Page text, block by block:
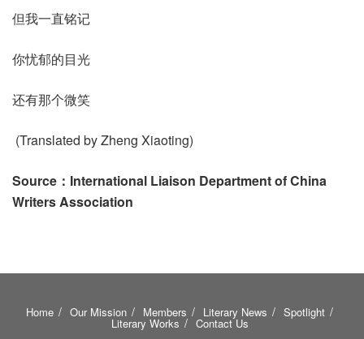
但我一直铭记
你忧郁的目光
还有那个微笑
(Translated by Zheng Xiaoting)
Source： International Liaison Department of China
Writers Association
Home Our Mission Members Literary News Spotlight
Literary Works Contact Us